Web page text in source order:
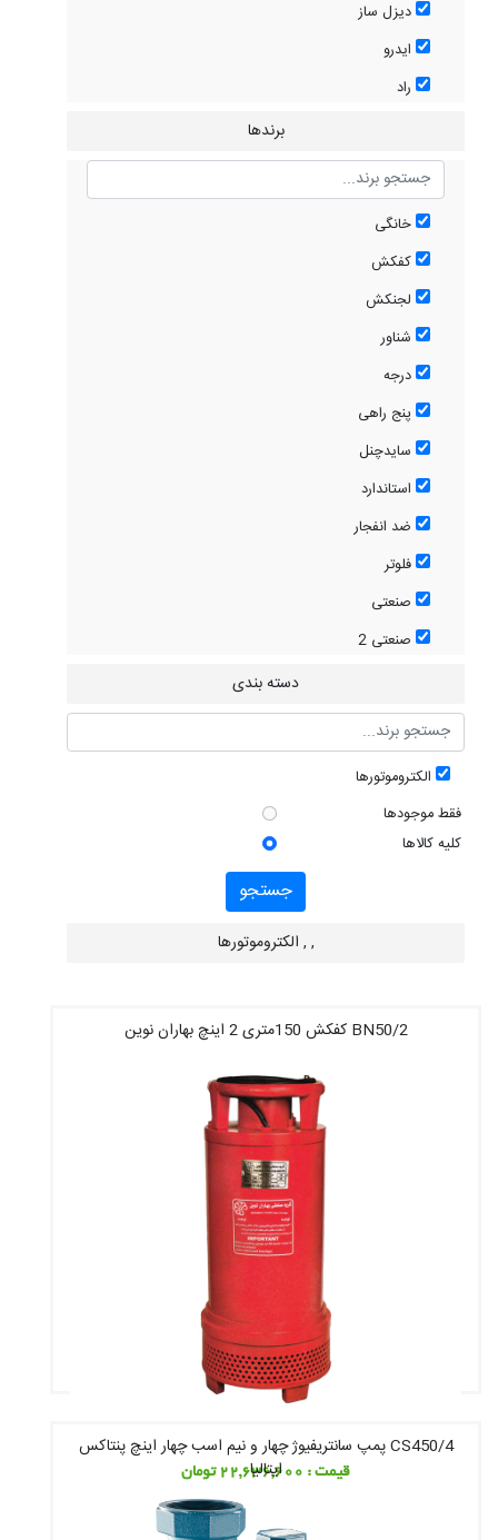
دیزل ساز
ایدرو
راد
برندها
خانگی
کفکش
لجنکش
شناور
درجه
پنج راهی
سایدچنل
استاندارد
ضد انفجار
فلوتر
صنعتی
صنعتی 2
دسته بندی
الکتروموتورها
فقط موجودها
کلیه کالاها
جستجو
, , الکتروموتورها
BN50/2 کفکش 150متری 2 اینچ بهاران نوین
قیمت : 22,636,600 تومان
CS450/4 پمپ سانتریفیوژ چهار و نیم اسب چهار اینچ پنتاکس
ایتالیا